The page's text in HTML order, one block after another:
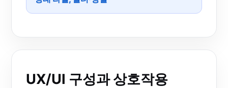
UX/UI 구성과 상호작용